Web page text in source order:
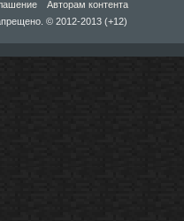
Авторам контента
© 2012-2013 (+12)